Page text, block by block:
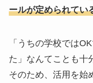
ールが定められてい
「うちの学校では
た」なんてことも十
そのため、活用を始